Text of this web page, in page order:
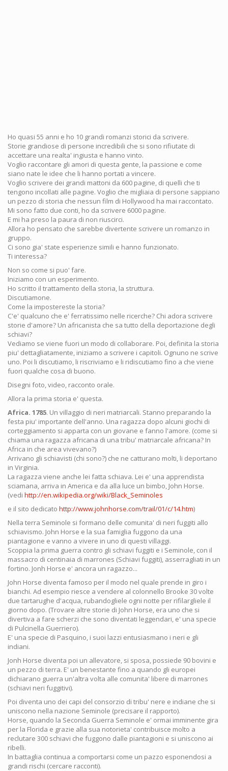
Ho quasi 55 anni e ho 10 grandi romanzi storici da scrivere.
Storie grandiose di persone incredibili che si sono rifiutate di
accettare una realta' ingiusta e hanno vinto.
Voglio raccontare gli amori di questa gente, la passione e come
siano nate le idee che li hanno portati a vincere.
Voglio scrivere dei grandi mattoni da 600 pagine, di quelli che ti
tengono incollati alle pagine. Voglio che migliaia di persone sappiano
un pezzo di storia che nessun film di Hollywood ha mai raccontato.
Mi sono fatto due conti, ho da scrivere 6000 pagine.
E mi ha preso la paura di non riuscirci.
Allora ho pensato che sarebbe divertente scrivere un romanzo in
gruppo.
Ci sono gia' state esperienze simili e hanno funzionato.
Ti interessa?
Non so come si puo' fare.
Iniziamo con un esperimento.
Ho scritto il trattamento della storia, la struttura.
Discutiamone.
Come la impostereste la storia?
C'e' qualcuno che e' ferratissimo nelle ricerche? Chi adora scrivere
storie d'amore? Un africanista che sa tutto della deportazione degli
schiavi?
Vediamo se viene fuori un modo di collaborare. Poi, definita la storia
piu' dettagliatamente, iniziamo a scrivere i capitoli. Ognuno ne scrive
uno. Poi li discutiamo, li riscriviamo e li ridiscutiamo fino a che viene
fuori qualche cosa di buono.
Disegni foto, video, racconto orale.
Allora la prima storia e' questa.
Africa. 1785. Un villaggio di neri matriarcali. Stanno preparando la
festa piu' importante dell'anno. Una ragazza dopo alcuni giochi di
corteggiamento si apparta con un giovane e fanno l'amore. (come si
chiama una ragazza africana di una tribu' matriarcale africana? In
Africa in che area vivevano?)
Arrivano gli schiavisti (chi sono?) che ne catturano molti, li deportano
in Virginia.
La ragazza viene anche lei fatta schiava. Lei e' una apprendista
sciamana, arriva in America e da alla luce un bimbo, John Horse.
(vedi http://en.wikipedia.org/wiki/Black_Seminoles
e il sito dedicato http://www.johnhorse.com/trail/01/c/14.htm)
Nella terra Seminole si formano delle comunita' di neri fuggiti allo
schiavismo. John Horse e la sua famiglia fuggono da una
piantagione e vanno a vivere in uno di questi villaggi.
Scoppia la prima guerra contro gli schiavi fuggiti e i Seminole, con il
massacro di centinaia di marrones (Schiavi fuggiti), asserragliati in un
fortino. Jonh Horse e' ancora un ragazzo...
John Horse diventa famoso per il modo nel quale prende in giro i
bianchi. Ad esempio riesce a vendere al colonnello Brooke 30 volte
due tartarughe d'acqua, rubandogliele ogni notte per rifilargliele il
giorno dopo. (Trovare altre storie di John Horse, era uno che si
divertiva a fare scherzi che sono diventati leggendari, e' una specie
di Pulcinella Guerriero).
E' una specie di Pasquino, i suoi lazzi entusiasmano i neri e gli
indiani.
Jonh Horse diventa poi un allevatore, si sposa, possiede 90 bovini e
un pezzo di terra. E' un benestante fino a quando gli europei
dichiarano guerra un'altra volta alle comunita' libere di marrones
(schiavi neri fuggitivi).
Poi diventa uno dei capi del consorzio di tribu' nere e indiane che si
uniscono nella nazione Seminole (precisare il rapporto).
Horse, quando la Seconda Guerra Seminole e' ormai imminente gira
per la Florida e grazie alla sua notorieta' contribuisce molto a
reclutare 300 schiavi che fuggono dalle piantagioni e si uniscono ai
ribelli.
In battaglia continua a comportarsi come un pazzo esponendosi a
grandi rischi (cercare racconti).